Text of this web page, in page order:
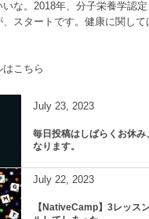
な。2018年、分子栄養学認
スタートです。健康に関して
こちら
July 23, 2023
毎日投稿はしばらくお休
なります。
July 22, 2023
【NativeCamp】3レッス